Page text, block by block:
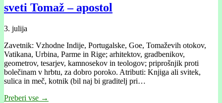
sveti Tomaž – apostol
3. julija
Zavetnik: Vzhodne Indije, Portugalske, Goe, Tomaževih otokov,
Vatikana, Urbina, Parme in Rige; arhitektov, gradbenikov,
geometrov, tesarjev, kamnosekov in teologov; priprošnjik proti
bolečinam v hrbtu, za dobro poroko. Atributi: Knjiga ali svitek,
sulica in meč, kotnik (bil naj bi graditelj pri…
Preberi vse →